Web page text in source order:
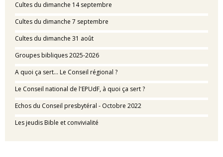
Cultes du dimanche 14 septembre
Cultes du dimanche 7 septembre
Cultes du dimanche 31 août
Groupes bibliques 2025-2026
A quoi ça sert... Le Conseil régional ?
Le Conseil national de l'EPUdF, à quoi ça sert ?
Echos du Conseil presbytéral - Octobre 2022
Les jeudis Bible et convivialité